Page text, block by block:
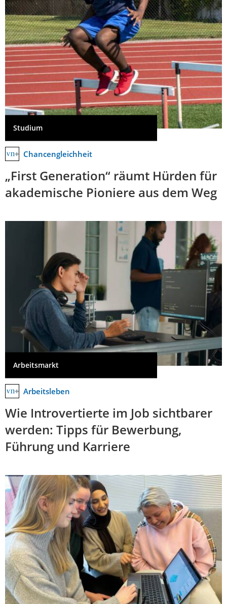
Studium
Chancengleichheit
„First Generation“ räumt Hürden für
akademische Pioniere aus dem Weg
Arbeitsmarkt
Arbeitsleben
Wie Introvertierte im Job sichtbarer
werden: Tipps für Bewerbung,
Führung und Karriere